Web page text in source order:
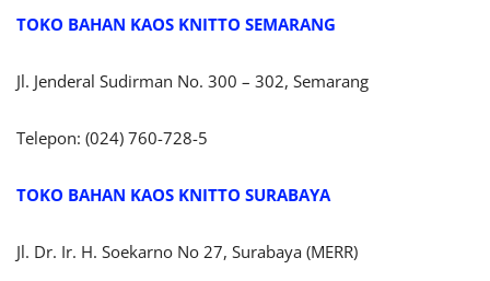
TOKO BAHAN KAOS KNITTO SEMARANG
Jl. Jenderal Sudirman No. 300 – 302, Semarang
Telepon: (024) 760-728-5
TOKO BAHAN KAOS KNITTO SURABAYA
Jl. Dr. Ir. H. Soekarno No 27, Surabaya (MERR)